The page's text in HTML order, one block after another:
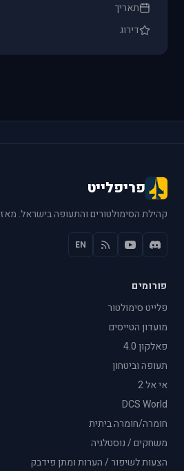
תאריך
דירוג
פריפלייט
קהילת הסימולטורים והתעופה בישראל. מאז 2005.
EN
פורומים
פלייט סימולטור
מועדון הטייסים
פאלקון 4.0
תעופה וביטחון
אי אל 2
DCS World
חומרה/חומרה ביתית
משחקים / נוסטלגיה
הצעות לשיפור / הערות ומתן פידבק